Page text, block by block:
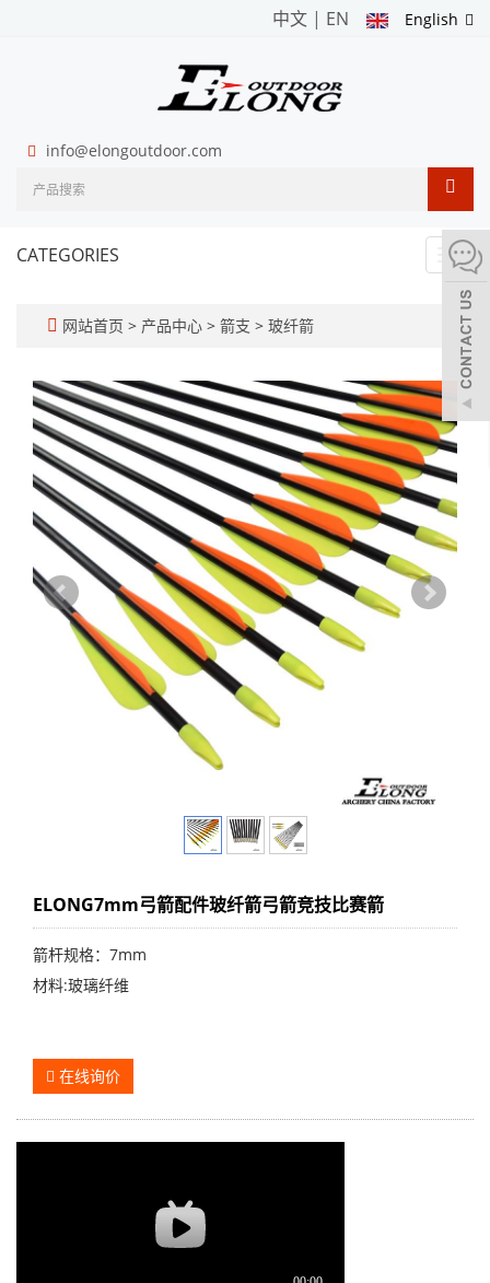
English
中文 | EN
info@elongoutdoor.com
CATEGORIES
网站首页 > 产品中心 > 箭支 > 玻纤箭
ELONG7mm弓箭配件玻纤箭弓箭竞技比赛箭
箭杆规格：7mm
材料:玻璃纤维
在线询价